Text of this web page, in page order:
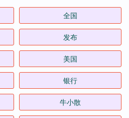
全国
发布
美国
银行
牛小散